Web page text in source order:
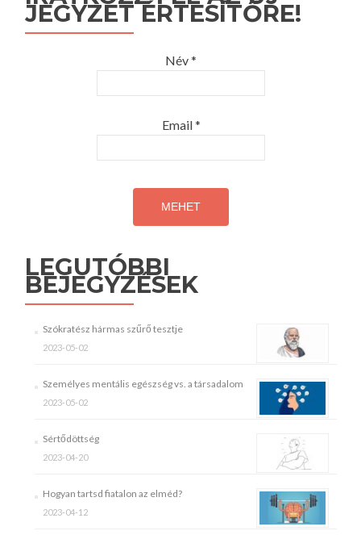
JEGYZET ÉRTESÍTŐRE!
Név *
Email *
LEGUTÓBBI
BEJEGYZÉSEK
Szókratész hármas szűrő tesztje
2023-05-02
Személyes mentális egészség vs. a társadalom
2023-05-02
Sértődöttség
2023-04-20
Hogyan tartsd fiatalon az elméd?
2023-04-12